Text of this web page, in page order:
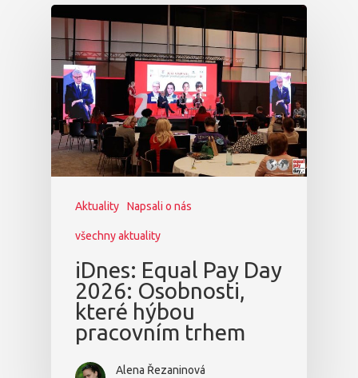
Aktuality Napsali o nás
všechny aktuality
iDnes: Equal Pay Day
2026: Osobnosti,
které hýbou
pracovním trhem
Alena Řezaninová